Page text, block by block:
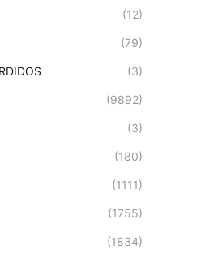
(12)
(79)
(3)
(9892)
(3)
(180)
(1111)
(1755)
(1834)